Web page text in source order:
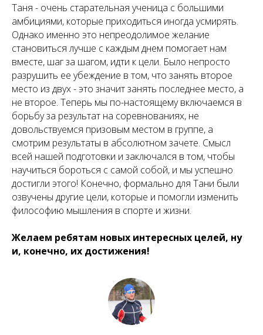
Таня - очень старательная ученица с большими
амбициями, которые приходиться иногда усмирять.
Однако именно это непреодолимое желание
становиться лучше с каждым днем помогает нам
вместе, шаг за шагом, идти к цели. Было непросто
разрушить ее убеждение в том, что занять второе
место из двух - это значит занять последнее место, а
не второе. Теперь мы по-настоящему включаемся в
борьбу за результат на соревнованиях, не
довольствуемся призовым местом в группе, а
смотрим результаты в абсолютном зачете. Смысл
всей нашей подготовки и заключался в том, чтобы
научиться бороться с самой собой, и мы успешно
достигли этого! Конечно, формально для Тани были
озвучены другие цели, которые и помогли изменить
философию мышления в спорте и жизни.
Желаем ребятам новых интересных целей, ну
и, конечно, их достижения!